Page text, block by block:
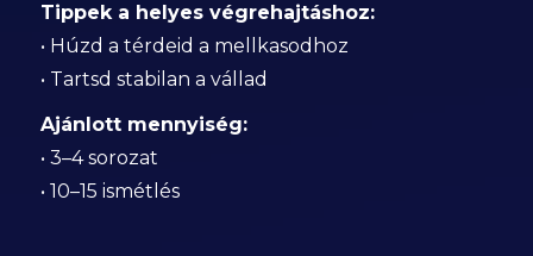
Tippek a helyes végrehajtáshoz:
• Húzd a térdeid a mellkasodhoz
• Tartsd stabilan a vállad
Ajánlott mennyiség:
• 3–4 sorozat
• 10–15 ismétlés